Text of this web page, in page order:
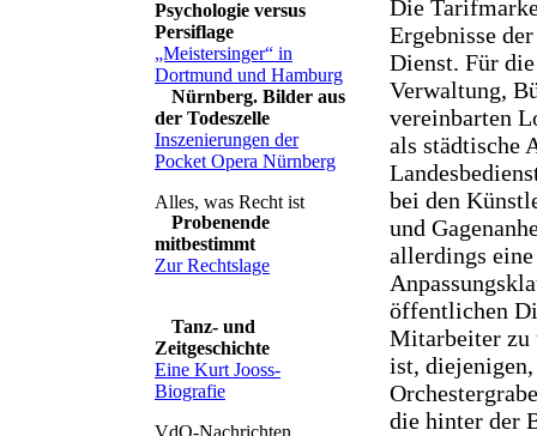
Psychologie versus
Persiflage
„Meistersinger“ in
Dortmund und Hamburg
Nürnberg. Bilder aus
der Todeszelle
Inszenierungen der
Pocket Opera Nürnberg
Probenende
mitbestimmt
Zur Rechtslage
Tanz- und
Zeitgeschichte
Eine Kurt Jooss-
Biografie
Die
Ergebnisse
Dienst. Für
Verwaltung,
vereinbarten
als städtische
bei den
und
allerdings
öffentlichen
Mitarbeiter zu
ist,
die hinter der